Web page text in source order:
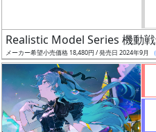
再
販
月
Realistic Model Series 機動
メーカー希望小売価格 18,480円 / 発売日 2024年9月